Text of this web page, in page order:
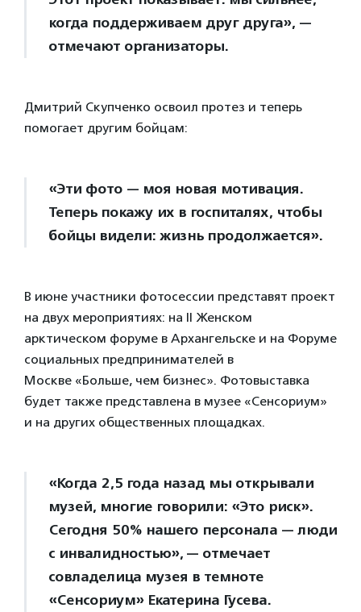
когда поддерживаем друг друга», —
отмечают организаторы.
Дмитрий Скупченко освоил протез и теперь
помогает другим бойцам:
«Эти фото — моя новая мотивация.
Теперь покажу их в госпиталях, чтобы
бойцы видели: жизнь продолжается».
В июне участники фотосессии представят проект
на двух мероприятиях: на II Женском
арктическом форуме в Архангельске и на Форуме
социальных предпринимателей в
Москве «Больше, чем бизнес». Фотовыставка
будет также представлена в музее «Сенсориум»
и на других общественных площадках.
«Когда 2,5 года назад мы открывали
музей, многие говорили: «Это риск».
Сегодня 50% нашего персонала — люди
с инвалидностью», — отмечает
совладелица музея в темноте
«Сенсориум» Екатерина Гусева.